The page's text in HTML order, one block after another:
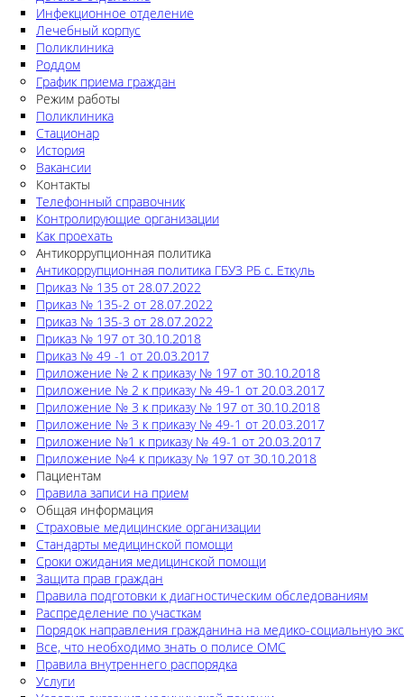
Инфекционное отделение
Лечебный корпус
Поликлиника
Роддом
График приема граждан
Режим работы
Поликлиника
Стационар
История
Вакансии
Контакты
Телефонный справочник
Контролирующие организации
Как проехать
Антикоррупционная политика
Антикоррупционная политика ГБУЗ РБ с. Еткуль
Приказ № 135 от 28.07.2022
Приказ № 135-2 от 28.07.2022
Приказ № 135-3 от 28.07.2022
Приказ № 197 от 30.10.2018
Приказ № 49 -1 от 20.03.2017
Приложение № 2 к приказу № 197 от 30.10.2018
Приложение № 2 к приказу № 49-1 от 20.03.2017
Приложение № 3 к приказу № 197 от 30.10.2018
Приложение № 3 к приказу № 49-1 от 20.03.2017
Приложение №1 к приказу № 49-1 от 20.03.2017
Приложение №4 к приказу № 197 от 30.10.2018
Пациентам
Правила записи на прием
Общая информация
Страховые медицинские организации
Стандарты медицинской помощи
Сроки ожидания медицинской помощи
Защита прав граждан
Правила подготовки к диагностическим обследованиям
Распределение по участкам
Порядок направления гражданина на медико-социальную
Все, что необходимо знать о полисе ОМС
Правила внутреннего распорядка
Услуги